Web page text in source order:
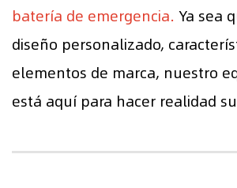
batería de emergencia. Ya sea
diseño personalizado,
elementos de marca, nuestro
está aquí para hacer realidad